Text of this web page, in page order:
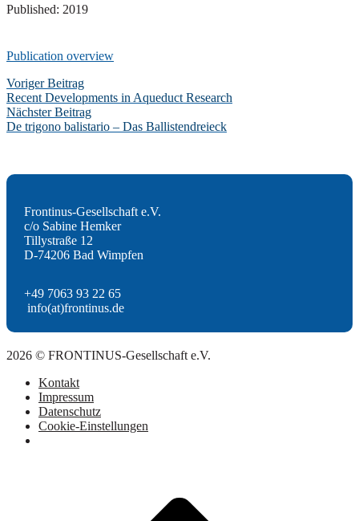
Published: 2019
Publication overview
Post
navigation
Voriger Beitrag
Recent Developments in Aqueduct Research
Nächster Beitrag
De trigono balistario – Das Ballistendreieck
Frontinus-Gesellschaft e.V.
c/o Sabine Hemker
Tillystraße 12
D-74206 Bad Wimpfen
+49 7063 93 22 65
info(at)frontinus.de
2026 © FRONTINUS-Gesellschaft e.V.
Kontakt
Impressum
Datenschutz
Cookie-Einstellungen